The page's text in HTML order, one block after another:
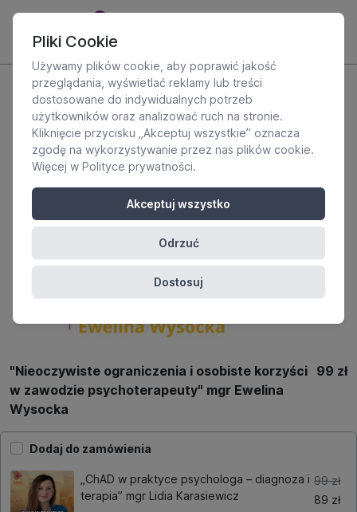
"Nieoczywiste ograniczenia i osobiste korzyści
w zawodzie psychoterapeuty" mgr Ewelina
Wysocka
99 zł
Dodaj do zamówienia
„ChAD w praktyce psychologa – diagnoza i
terapia” mgr Lidia Karasiewicz
99 zł
89 zł
Pliki Cookie
Używamy plików cookie, aby poprawić jakość
przeglądania, wyświetlać reklamy lub treści
dostosowane do indywidualnych potrzeb
użytkowników oraz analizować ruch na stronie.
Kliknięcie przycisku „Akceptuj wszystkie” oznacza
zgodę na wykorzystywanie przez nas plików cookie.
Więcej w Polityce prywatności.
Akceptuj wszystko
Odrzuć
Dostosuj